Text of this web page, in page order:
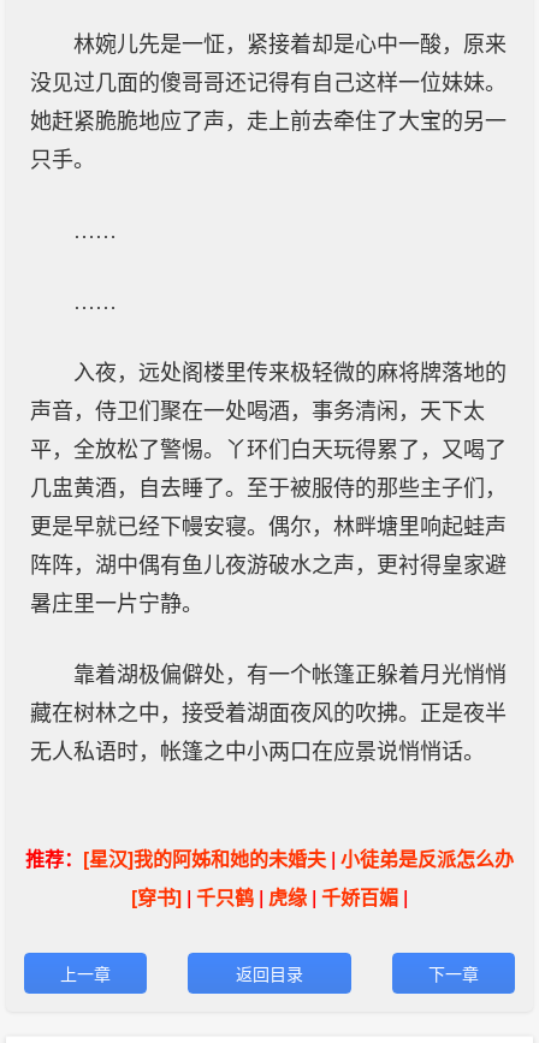
林婉儿先是一怔，紧接着却是心中一酸，原来
没见过几面的傻哥哥还记得有自己这样一位妹妹。
她赶紧脆脆地应了声，走上前去牵住了大宝的另一
只手。
……
……
入夜，远处阁楼里传来极轻微的麻将牌落地的
声音，侍卫们聚在一处喝酒，事务清闲，天下太
平，全放松了警惕。丫环们白天玩得累了，又喝了
几盅黄酒，自去睡了。至于被服侍的那些主子们，
更是早就已经下幔安寝。偶尔，林畔塘里响起蛙声
阵阵，湖中偶有鱼儿夜游破水之声，更衬得皇家避
暑庄里一片宁静。
靠着湖极偏僻处，有一个帐篷正躲着月光悄悄
藏在树林之中，接受着湖面夜风的吹拂。正是夜半
无人私语时，帐篷之中小两口在应景说悄悄话。
推荐： [星汉]我的阿姊和她的未婚夫 | 小徒弟是反派怎么办
[穿书] | 千只鹤 | 虎缘 | 千娇百媚 |
上一章 返回目录 下一章